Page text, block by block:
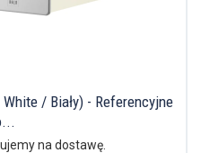
/ Biały) - Referencyjne
na dostawę.